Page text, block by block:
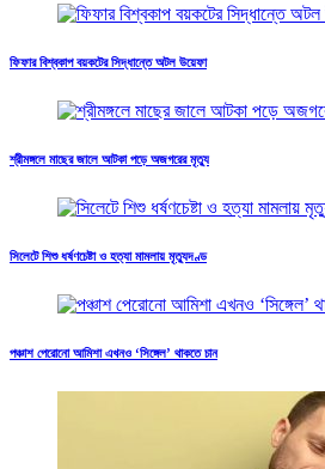
ফিফার বিশ্বকাপ বয়কটের সিদ্ধান্তে অটল উয়েফা
শ্রীমঙ্গলে মাছের জালে আটকা পড়ে অজগরের মৃত্যু
সিলেটে শিশু ধর্ষণচেষ্টা ও হত্যা মামলায় মৃত্যুদণ্ড
পঞ্চাশ পেরোনো আমিশা এখনও ‘সিঙ্গেল’ থাকতে চান